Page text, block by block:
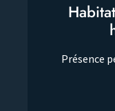
Présence
Présence